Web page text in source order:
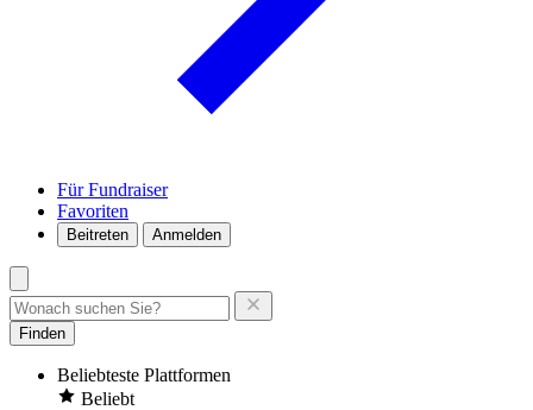
Für Fundraiser
Favoriten
Beitreten Anmelden
Finden
Beliebteste Plattformen
Beliebt